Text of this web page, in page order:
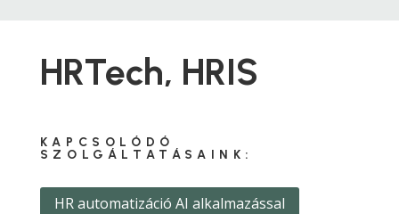
HRTech, HRIS
KAPCSOLÓDÓ
SZOLGÁLTATÁSAINK:
HR automatizáció AI alkalmazással